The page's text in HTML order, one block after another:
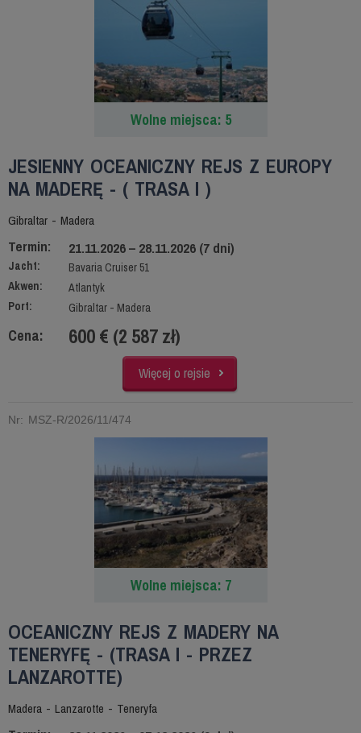
Wolne miejsca: 5
JESIENNY OCEANICZNY REJS Z EUROPY
NA MADERĘ - ( TRASA I )
Gibraltar - Madera
Termin: 21.11.2026 – 28.11.2026 (7 dni)
Jacht:
Bavaria Cruiser 51
Akwen:
Atlantyk
Port:
Gibraltar - Madera
Cena: 600 € (2 587 zł)
Więcej o rejsie
Nr: MSZ-R/2026/11/474
Wolne miejsca: 7
OCEANICZNY REJS Z MADERY NA
TENERYFĘ - (TRASA I - PRZEZ
LANZAROTTE)
Madera - Lanzarotte - Teneryfa